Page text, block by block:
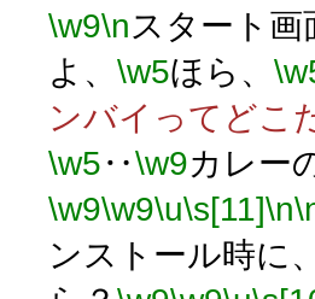
\w9\nスタート
よ、 \w5ほら、
ンバイってどこ
\w5‥\w9カレー
\w9\w9\u\s[11]\n
ンストール時に